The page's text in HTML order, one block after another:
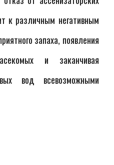
к различным негативным
запаха, появления
и заканчивая
вод всевозможными